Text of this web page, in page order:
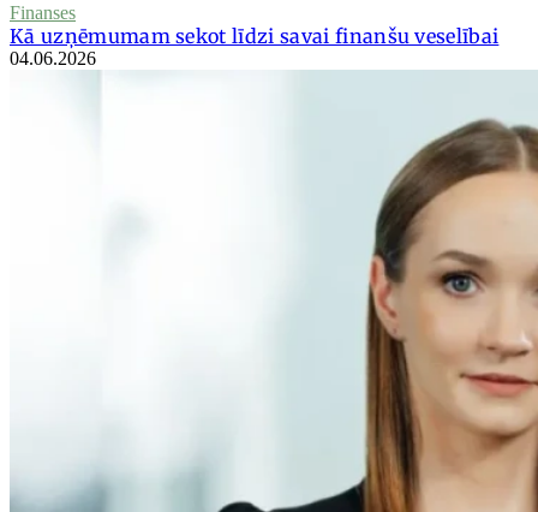
Finanses
Kā uzņēmumam sekot līdzi savai finanšu veselībai
04.06.2026